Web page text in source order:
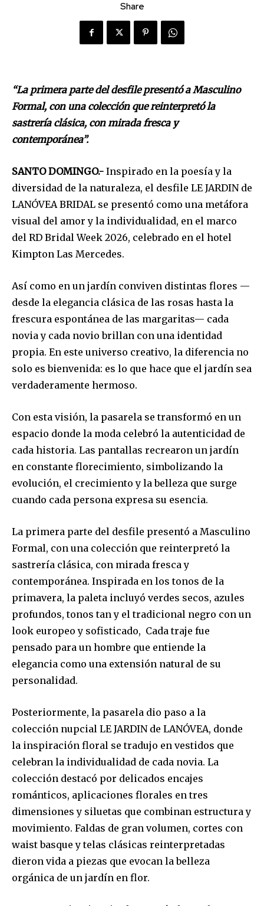
Share
“La primera parte del desfile presentó a Masculino
Formal, con una colección que reinterpretó la
sastrería clásica, con mirada fresca y
contemporánea”.
SANTO DOMINGO.- Inspirado en la poesía y la
diversidad de la naturaleza, el desfile LE JARDIN de
LANÓVEA BRIDAL se presentó como una metáfora
visual del amor y la individualidad, en el marco
del RD Bridal Week 2026, celebrado en el hotel
Kimpton Las Mercedes.
Así como en un jardín conviven distintas flores —
desde la elegancia clásica de las rosas hasta la
frescura espontánea de las margaritas— cada
novia y cada novio brillan con una identidad
propia. En este universo creativo, la diferencia no
solo es bienvenida: es lo que hace que el jardín sea
verdaderamente hermoso.
Con esta visión, la pasarela se transformó en un
espacio donde la moda celebró la autenticidad de
cada historia. Las pantallas recrearon un jardín
en constante florecimiento, simbolizando la
evolución, el crecimiento y la belleza que surge
cuando cada persona expresa su esencia.
La primera parte del desfile presentó a Masculino
Formal, con una colección que reinterpretó la
sastrería clásica, con mirada fresca y
contemporánea. Inspirada en los tonos de la
primavera, la paleta incluyó verdes secos, azules
profundos, tonos tan y el tradicional negro con un
look europeo y sofisticado, Cada traje fue
pensado para un hombre que entiende la
elegancia como una extensión natural de su
personalidad.
Posteriormente, la pasarela dio paso a la
colección nupcial LE JARDIN de LANÓVEA, donde
la inspiración floral se tradujo en vestidos que
celebran la individualidad de cada novia. La
colección destacó por delicados encajes
románticos, aplicaciones florales en tres
dimensiones y siluetas que combinan estructura y
movimiento. Faldas de gran volumen, cortes con
waist basque y telas clásicas reinterpretadas
dieron vida a piezas que evocan la belleza
orgánica de un jardín en flor.